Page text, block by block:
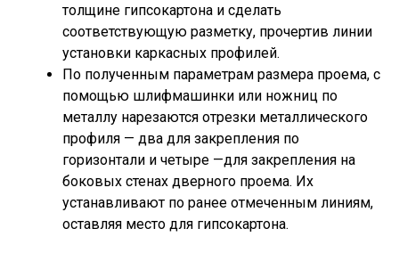
толщине гипсокартона и сделать
соответствующую разметку, прочертив линии
установки каркасных профилей.
По полученным параметрам размера проема, с
помощью шлифмашинки или ножниц по
металлу нарезаются отрезки металлического
профиля — два для закрепления по
горизонтали и четыре —для закрепления на
боковых стенах дверного проема. Их
устанавливают по ранее отмеченным линиям,
оставляя место для гипсокартона.